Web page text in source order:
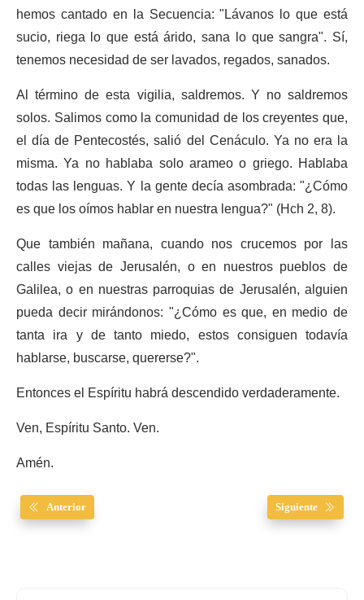
hemos cantado en la Secuencia: "Lávanos lo que está
sucio, riega lo que está árido, sana lo que sangra". Sí,
tenemos necesidad de ser lavados, regados, sanados.
Al término de esta vigilia, saldremos. Y no saldremos
solos. Salimos como la comunidad de los creyentes que,
el día de Pentecostés, salió del Cenáculo. Ya no era la
misma. Ya no hablaba solo arameo o griego. Hablaba
todas las lenguas. Y la gente decía asombrada: "¿Cómo
es que los oímos hablar en nuestra lengua?" (Hch 2, 8).
Que también mañana, cuando nos crucemos por las
calles viejas de Jerusalén, o en nuestros pueblos de
Galilea, o en nuestras parroquias de Jerusalén, alguien
pueda decir mirándonos: "¿Cómo es que, en medio de
tanta ira y de tanto miedo, estos consiguen todavía
hablarse, buscarse, quererse?".
Entonces el Espíritu habrá descendido verdaderamente.
Ven, Espíritu Santo. Ven.
Amén.
Anterior Siguiente